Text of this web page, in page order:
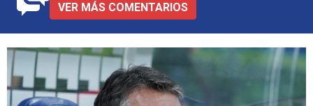
VER MÁS COMENTARIOS